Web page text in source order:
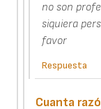
no son
siquiera
favor
Respuesta
Cuanta